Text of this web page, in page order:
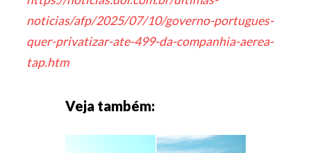
noticias/afp/2025/07/10/governo-portugues-
quer-privatizar-ate-499-da-companhia-aerea-
tap.htm
Veja também: